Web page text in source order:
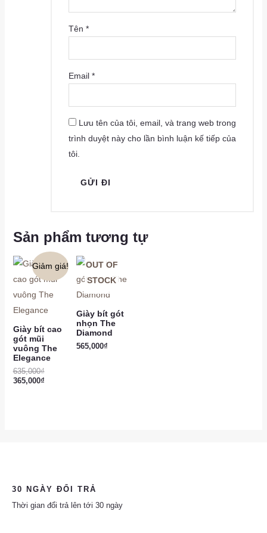
Tên*
Email*
Lưu tên của tôi, email, và trang web trong
trình duyệt này cho lần bình luận kế tiếp của
tôi.
Sản phẩm tương tự
Giảm giá!
Giày bít cao
gót mũi
vuông The
Elegance
635,000₫
365,000₫
OUT OF
STOCK
Giày bít gót
nhọn The
Diamond
565,000₫
30 NGÀY ĐỔI TRẢ
Thời gian đổi trả lên tới 30 ngày